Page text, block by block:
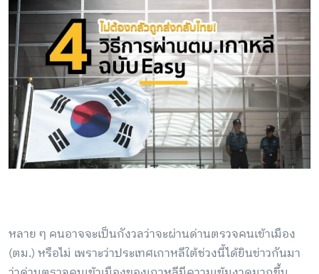
หลาย ๆ คนอาจจะเป็นกังวลว่าจะผ่านด่านตรวจคนเข้าเมือง
(ตม.) หรือไม่ เพราะว่าประเทศเกาหลีใต้ช่วงนี้ได้ยินข่าวกันมา